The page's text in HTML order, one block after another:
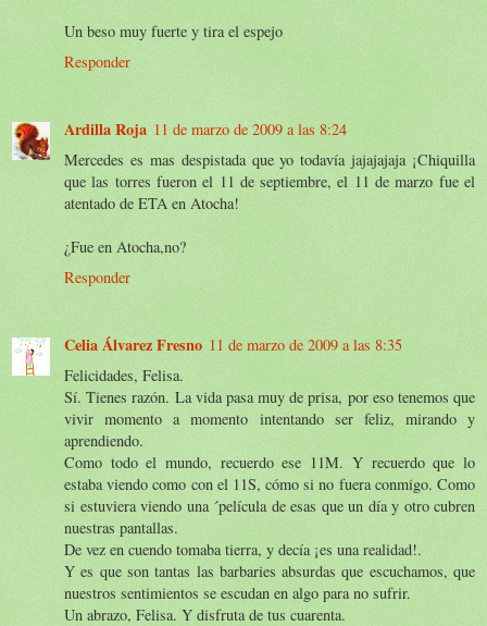
Un beso muy fuerte y tira el espejo
Responder
Ardilla Roja 11 de marzo de 2009 a las 8:24
Mercedes es mas despistada que yo todavía jajajajaja ¡Chiquilla
que las torres fueron el 11 de septiembre, el 11 de marzo fue el
atentado de ETA en Atocha!
¿Fue en Atocha,no?
Responder
Celia Álvarez Fresno 11 de marzo de 2009 a las 8:35
Felicidades, Felisa.
Sí. Tienes razón. La vida pasa muy de prisa, por eso tenemos que
vivir momento a momento intentando ser feliz, mirando y
aprendiendo.
Como todo el mundo, recuerdo ese 11M. Y recuerdo que lo
estaba viendo como con el 11S, cómo si no fuera conmigo. Como
si estuviera viendo una ´película de esas que un día y otro cubren
nuestras pantallas.
De vez en cuendo tomaba tierra, y decía ¡es una realidad!.
Y es que son tantas las barbaries absurdas que escuchamos, que
nuestros sentimientos se escudan en algo para no sufrir.
Un abrazo, Felisa. Y disfruta de tus cuarenta.